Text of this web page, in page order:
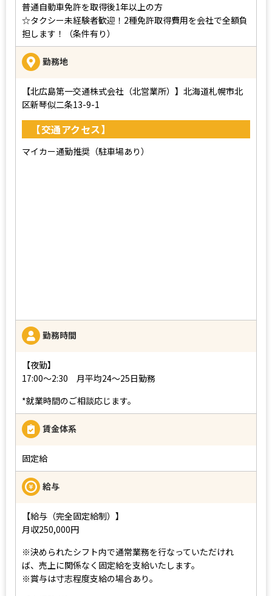
普通自動車免許を取得後1年以上の方
☆タクシー未経験者歓迎！2種免許取得費用を会社で全額負
担します！（条件有り）
勤務地
【北広島第一交通株式会社（北営業所）】北海道札幌市北
区新琴似二条13-9-1
【交通アクセス】
マイカー通勤推奨（駐車場あり）
勤務時間
【夜勤】
17:00～2:30 月平均24～25日勤務
*就業時間のご相談応じます。
賃金体系
固定給
給与
【給与（完全固定給制）】
月収250,000円
※決められたシフト内で通常業務を行なっていただけれ
ば、売上に関係なく固定給を支給いたします。
※賞与は寸志程度支給の場合あり。